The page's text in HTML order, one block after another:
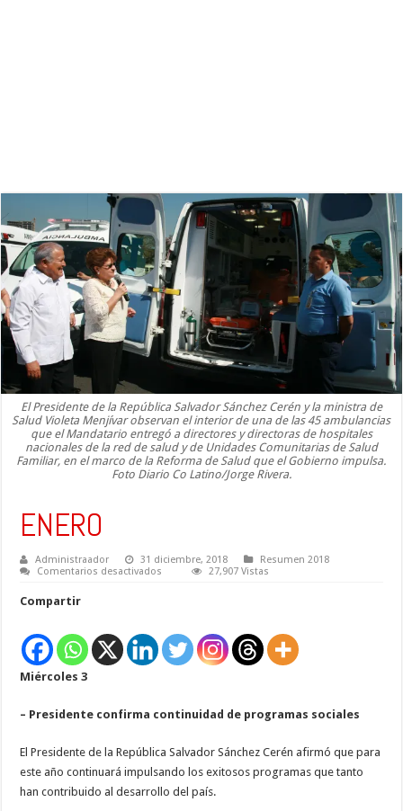
El Presidente de la República Salvador Sánchez Cerén y la ministra de
Salud Violeta Menjívar observan el interior de una de las 45 ambulancias
que el Mandatario entregó a directores y directoras de hospitales
nacionales de la red de salud y de Unidades Comunitarias de Salud
Familiar, en el marco de la Reforma de Salud que el Gobierno impulsa.
Foto Diario Co Latino/Jorge Rivera.
ENERO
Administraador 31 diciembre, 2018
Resumen 2018
Comentarios desactivados
27,907 Vistas
Compartir
Miércoles 3
– Presidente confirma continuidad de programas sociales
El Presidente de la República Salvador Sánchez Cerén afirmó que para
este año continuará impulsando los exitosos programas que tanto
han contribuido al desarrollo del país.